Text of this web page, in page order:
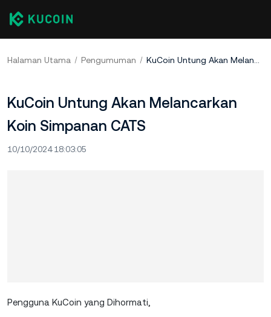
Halaman Utama Pengumuman KuCoin Untung Akan Melancarkan Koin Simpanan CATS
KuCoin Untung Akan Melancarkan
Koin Simpanan CATS
10/10/2024 18:03:05
Pengguna KuCoin yang Dihormati,